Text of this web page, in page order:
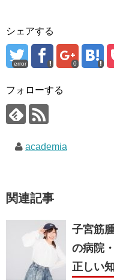
シェアする
error 0
フォローする
academia
関連記事
子宮筋
の病院
正しい